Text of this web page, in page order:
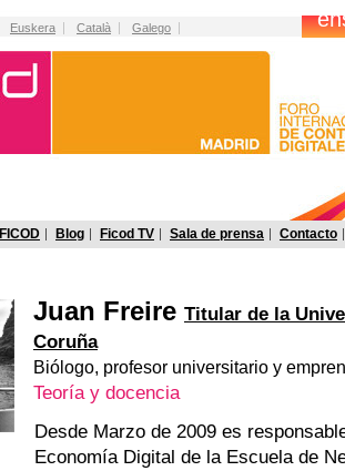
Euskera Català Galego
Juan Freire Titular de la
Coruña
Biólogo, profesor universitario y
Teoría y docencia
Desde Marzo de 2009 es
Economía Digital de la Escuela de
FICOD Blog Ficod TV Sala de prensa Contacto